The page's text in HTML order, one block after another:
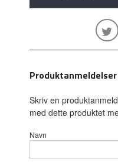
Skriv en
med dette produktet
Navn